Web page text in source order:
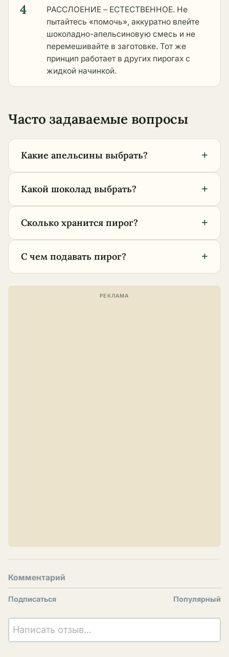
4
РАССЛОЕНИЕ – ЕСТЕСТВЕННОЕ. Не
пытайтесь «помочь», аккуратно влейте
шоколадно-апельсиновую смесь и не
перемешивайте в заготовке. Тот же
принцип работает в других пирогах с
жидкой начинкой.
Часто задаваемые вопросы
Какие апельсины выбрать? +
Какой шоколад выбрать? +
Сколько хранится пирог? +
С чем подавать пирог? +
Комментарий
Подписаться Популярный
Написать отзыв...